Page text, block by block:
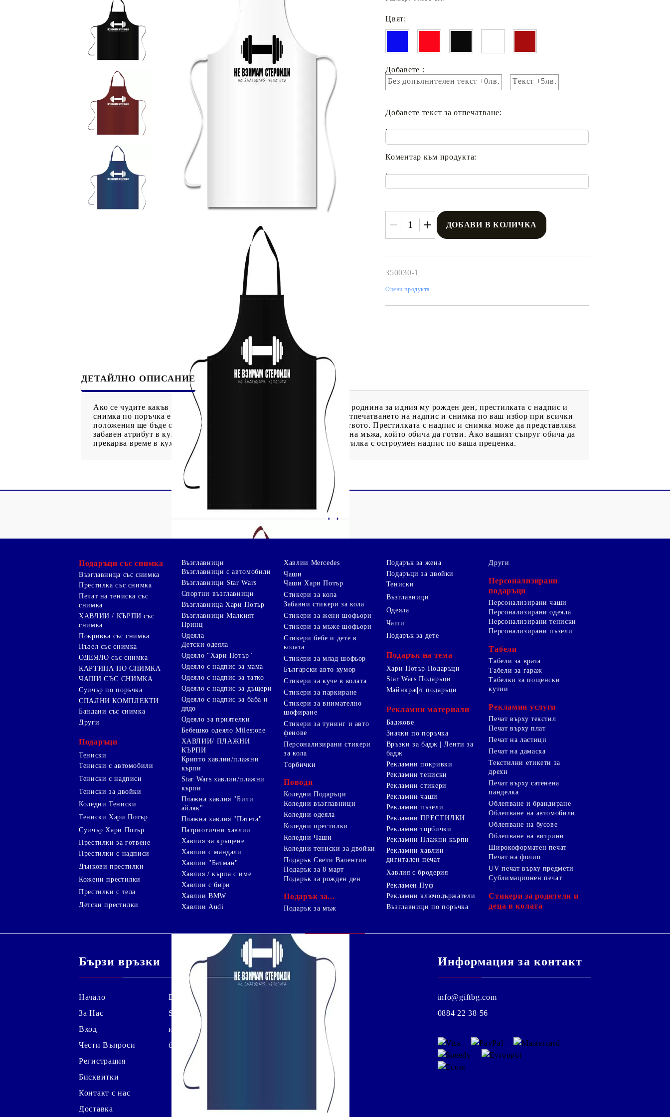
Рекламни тениски
Рекламни стикери
Рекламни пъзели
Рекламни ПРЕСТИЛКИ
Рекламни торбички
Рекламни Плажни кърпи
Рекламен Пуф
UV печат върху предмети
Сублимационен печат
Tweet
Цвят:
Добавете :
Без допълнителен текст +0лв.
Tекст +5лв.
Добавете текст за отпечатване:
.
Коментар към продукта:
.
350030-1
Оцени продукта
ДЕТАЙЛНО ОПИСАНИЕ
Ако се чудите какъв различен подарък да направите на приятел или роднина за идния му рожден ден, престилката с надпис и
снимка по поръчка е една добра възможност да решите проблема. Отпечатването на надпис и снимка по ваш избор при всички
положения ще бъде оригинален подарък за всеки член на домакинството. Престилката с надпис и снимка може да представлява
забавен атрибут в кухненския арсенал, както на домакинята, така и на мъжа, който обича да готви. Ако вашият съпруг обича да
прекарва време в кухнята, снабдете го с негова лична работна престилка с остроумен надпис по ваша преценка.
Подаръци със снимка
Възглавница със снимка
Престилка със снимка
Печат на тениска със
снимка
ХАВЛИИ / КЪРПИ със
снимка
Покривка със снимка
Пъзел със снимка
ОДЕЯЛО със снимка
КАРТИНА ПО СНИМКА
ЧАШИ СЪС СНИМКА
Суичър по поръчка
СПАЛНИ КОМПЛЕКТИ
Бандани със снимка
Други
Подаръци
Тениски
Тениски с автомобили
Тениски с надписи
Тениски за двойки
Коледни Тениски
Тениски Хари Потър
Суичър Хари Потър
Престилки за готвене
Престилки с надписи
Дънкови престилки
Кожени престилки
Престилки с тела
Детски престилки
Възглавници
Възглавници с автомобили
Възглавници Star Wars
Спортни възглавници
Възглавница Хари Потър
Възглавници Малкият
Принц
Одеяла
Детски одеяла
Одеяло "Хари Потър"
Одеяло с надпис за мама
Одеяло с надпис за татко
Одеяло с надпис за дъщери
Одеяло с надпис за баба и
дядо
Одеяло за приятелки
Бебешко одеяло Milestone
ХАВЛИИ/ ПЛАЖНИ
КЪРПИ
Крипто хавлии/плажни
кърпи
Star Wars хавлии/плажни
кърпи
Плажна хавлия "Бичи
айляк"
Плажна хавлия "Патета"
Патриотични хавлии
Хавлия за кръщене
Хавлии с мандали
Хавлии "Батман"
Хавлия / кърпа с име
Хавлии с бири
Хавлии BMW
Хавлии Audi
Хавлии Mercedes
Чаши
Чаши Хари Потър
Стикери за кола
Забавни стикери за кола
Стикери за жени шофьори
Стикери за мъже шофьори
Стикери бебе и дете в
колата
Стикери за млад шофьор
Български авто хумор
Стикери за куче в колата
Стикери за паркиране
Стикери за внимателно
шофиране
Стикери за тунинг и авто
фенове
Персонализирани стикери
за кола
Торбички
Поводи
Коледни Подаръци
Коледни възглавници
Коледни одеяла
Коледни престилки
Коледни Чаши
Коледни тениски за двойки
Подарък Свети Валентин
Подарък за 8 март
Подарък за рожден ден
Подарък за...
Подарък за мъж
Подарък за жена
Подаръци за двойки
Тениски
Възглавници
Одеяла
Чаши
Подарък за дете
Подарък на тема
Хари Потър Подаръци
Star Wars Подаръци
Майнкрафт подаръци
Рекламни материали
Баджове
Значки по поръчка
Връзки за бадж | Ленти за
бадж
Рекламни покривки
Рекламни тениски
Рекламни стикери
Рекламни чаши
Рекламни пъзели
Рекламни ПРЕСТИЛКИ
Рекламни торбички
Рекламни Плажни кърпи
Рекламни хавлии
дигитален печат
Хавлия с бродерия
Рекламен Пуф
Рекламни ключодържатели
Възглавници по поръчка
Други
Персонализирани
подаръци
Персонализирани чаши
Персонализирани одеяла
Персонализирани тениски
Персонализирани пъзели
Табели
Табели за врата
Табели за гараж
Табелки за пощенски
кутии
Рекламни услуги
Печат върху текстил
Печат върху плат
Печат на ластици
Печат на дамаска
Текстилни етикети за
дрехи
Печат върху сатенена
панделка
Облепване и брандиране
Облепване на автомобили
Облепване на бусове
Облепване на витрини
Широкоформатен печат
Печат на фолио
UV печат върху предмети
Сублимационен печат
Стикери за родители и
деца в колата
Бързи връзки
Начало
За Нас
Вход
Чести Въпроси
Регистрация
Бисквитки
Контакт с нас
Доставка
Блог
Shutterstock
изображение
безплатно*
Информация за контакт
info@giftbg.com
0884 22 38 56